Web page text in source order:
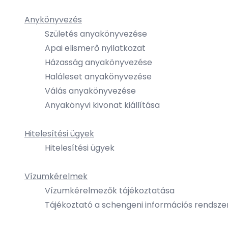
Anykönyvezés
Születés anyakönyvezése
Apai elismerő nyilatkozat
Házasság anyakönyvezése
Haláleset anyakönyvezése
Válás anyakönyvezése
Anyakönyvi kivonat kiállítása
Hitelesítési ügyek
Hitelesítési ügyek
Vízumkérelmek
Vízumkérelmezők tájékoztatása
Tájékoztató a schengeni információs